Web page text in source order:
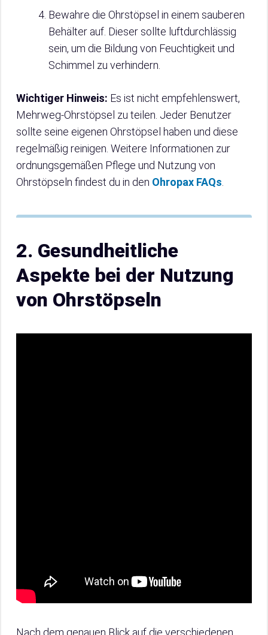
Bewahre die Ohrstöpsel in einem sauberen
Behälter auf. Dieser sollte luftdurchlässig
sein, um die Bildung von Feuchtigkeit und
Schimmel zu verhindern.
Wichtiger Hinweis: Es ist nicht empfehlenswert,
Mehrweg-Ohrstöpsel zu teilen. Jeder Benutzer
sollte seine eigenen Ohrstöpsel haben und diese
regelmäßig reinigen. Weitere Informationen zur
ordnungsgemäßen Pflege und Nutzung von
Ohrstöpseln findest du in den Ohropax FAQs
2. Gesundheitliche
Aspekte bei der Nutzung
von Ohrstöpseln
Nach dem genauen Blick auf die verschiedenen